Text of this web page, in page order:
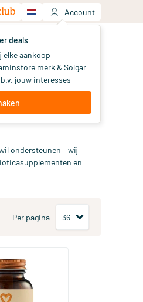
Account
deals
elke aankoop
merk & Solgar
jouw interesses
producten
deals
ondersteunen – wij
en
Per pagina
(19)